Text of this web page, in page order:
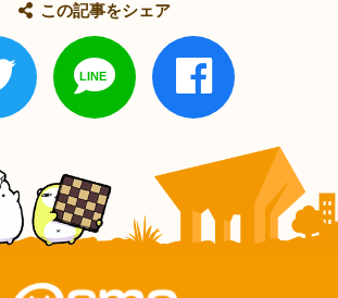
この記事をシェア